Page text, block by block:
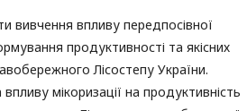
вивчення впливу передпосівної
продуктивності та якісних
Лісостепу України.
мікоризації на продуктивність